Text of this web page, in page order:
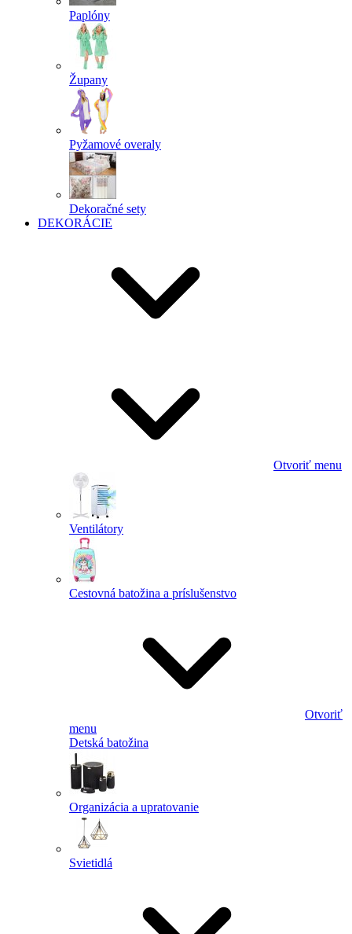
Paplóny
Župany
Pyžamové overaly
Dekoračné sety
DEKORÁCIE
Otvoriť menu
Ventilátory
Cestovná batožina a príslušenstvo
Otvoriť
menu
Detská batožina
Organizácia a upratovanie
Svietidlá